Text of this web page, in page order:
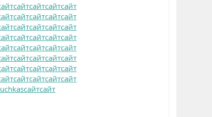
сайтсайтсайтсайт
сайтсайтсайтсайт
сайтсайтсайтсайт
сайтсайтсайтсайт
сайтсайтсайтсайт
сайтсайтсайтсайт
сайтсайтсайтсайт
сайтсайтсайтсайт
сайтсайт